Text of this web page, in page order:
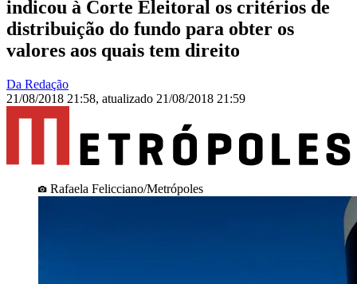
indicou à Corte Eleitoral os critérios de
distribuição do fundo para obter os
valores aos quais tem direito
Da Redação
21/08/2018 21:58, atualizado 21/08/2018 21:59
Rafaela Felicciano/Metrópoles